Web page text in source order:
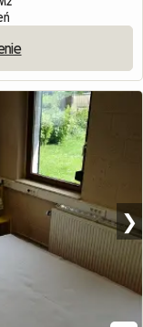
❯